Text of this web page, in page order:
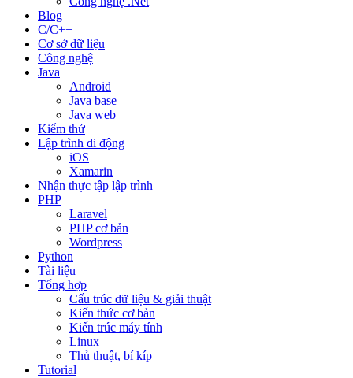
Blog
C/C++
Cơ sở dữ liệu
Công nghệ
Java
Android
Java base
Java web
Kiểm thử
Lập trình di động
iOS
Xamarin
Nhận thực tập lập trình
PHP
Laravel
PHP cơ bản
Wordpress
Python
Tài liệu
Tổng hợp
Cấu trúc dữ liệu & giải thuật
Kiến thức cơ bản
Kiến trúc máy tính
Linux
Thủ thuật, bí kíp
Tutorial